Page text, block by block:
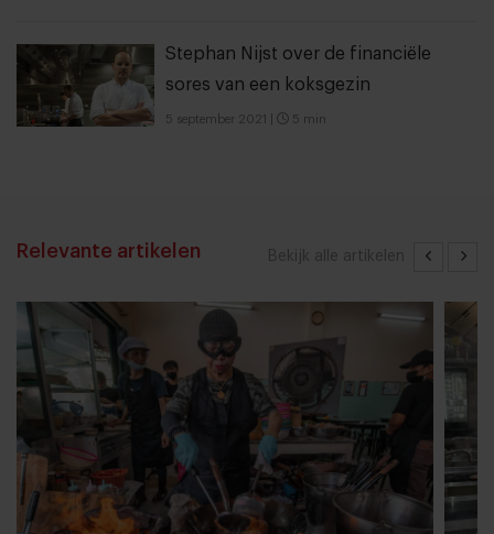
Stephan Nijst over de financiële
sores van een koksgezin
5 september 2021 5 min
Bekijk alle artikelen
Relevante artikelen